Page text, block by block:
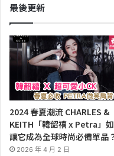
最後更新
2024 春夏潮流 CHARLES &
KEITH「韓韶禧 x Petra」
讓它成為全球時尚必備單品
2026 年 4 月 2 日